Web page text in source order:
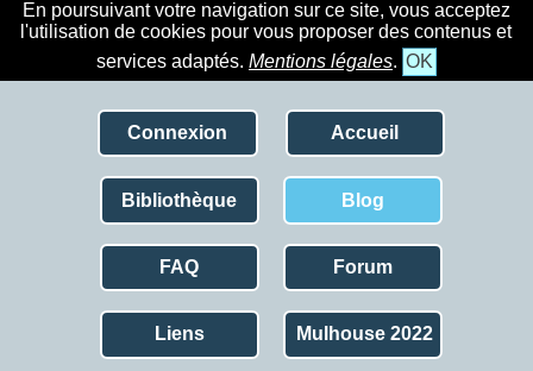
En poursuivant votre navigation sur ce site, vous acceptez
l'utilisation de cookies pour vous proposer des contenus et
services adaptés. Mentions légales. OK
Connexion Accueil
Bibliothèque Blog
FAQ Forum
Liens Mulhouse 2022